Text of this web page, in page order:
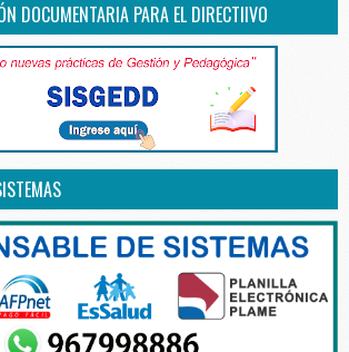
DOCUMENTARIA PARA EL DIRECTIIVO